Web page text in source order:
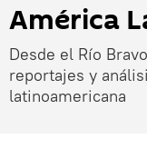
América
Desde el Río
reportajes y
latinoamericana